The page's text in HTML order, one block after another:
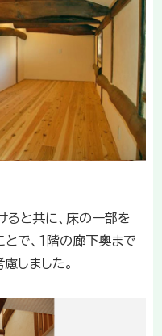
ると共に、床の一部を
で、１階の廊下奥まで
しました。